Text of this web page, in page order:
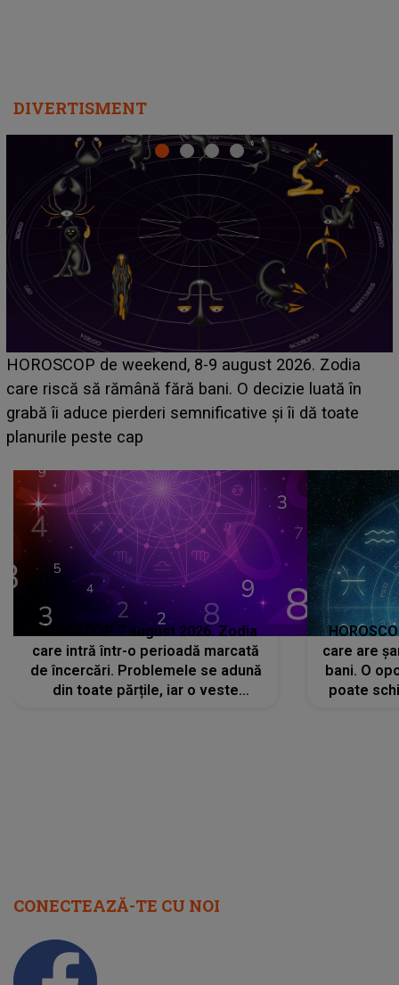
DIVERTISMENT
Emanuel a ținut ACEST DETALIU ASCUNS până
acum! În fața Alexandrei, concurentul din Casa Iubirii
face o MĂRTURISIRE NEAȘTEPTATĂ despre mama
sa: "I-am spus și ei în față, eu nu te iubesc pentru
HOROSCOP 7 august 2026. Zodia
care intră într-o perioadă marcată
de încercări. Problemele se adună
din toate părțile, iar o veste
care are
bani. O
poate
CONECTEAZĂ-TE CU NOI